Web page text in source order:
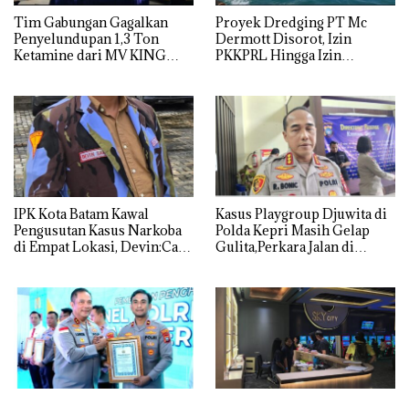
Tim Gabungan Gagalkan
Penyelundupan 1,3 Ton
Ketamine dari MV KING
Proyek Dredging PT Mc
Dermott Disorot, Izin
PKKPRL Hingga Izin
IPK Kota Batam Kawal
Pengusutan Kasus Narkoba
di Empat Lokasi, Devin:Cari
Kasus Playgroup Djuwita di
Polda Kepri Masih Gelap
Gulita,Perkara Jalan di